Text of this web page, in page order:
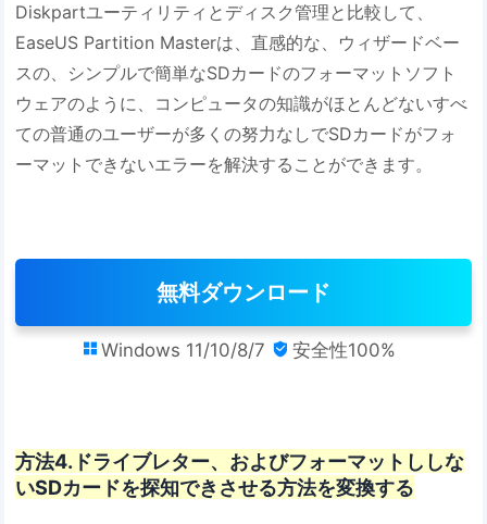
Diskpartユーティリティとディスク管理と比較して、
EaseUS Partition Masterは、直感的な、ウィザードベー
スの、シンプルで簡単なSDカードのフォーマットソフト
ウェアのように、コンピュータの知識がほとんどないすべ
ての普通のユーザーが多くの努力なしでSDカードがフォ
ーマットできないエラーを解決することができます。
無料ダウンロード
 Windows 11/10/8/7  安全性100%
方法4.ドライブレター、およびフォーマットししな
いSDカードを探知できさせる方法を変換する